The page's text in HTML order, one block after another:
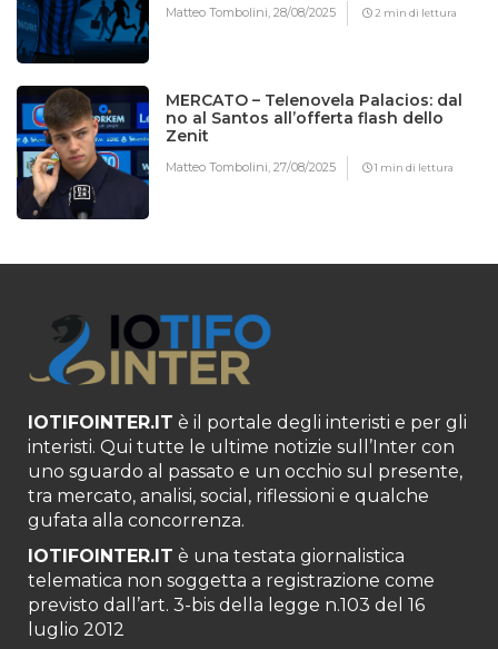
Matteo Tombolini,28/08/2025 2 min di lettura
MERCATO – Telenovela Palacios: dal
no al Santos all’offerta flash dello
Zenit
Matteo Tombolini,27/08/2025 1 min di lettura
IOTIFOINTER.IT è il portale degli interisti e per gli
interisti. Qui tutte le ultime notizie sull’Inter con
uno sguardo al passato e un occhio sul presente,
tra mercato, analisi, social, riflessioni e qualche
gufata alla concorrenza.
IOTIFOINTER.IT è una testata giornalistica
telematica non soggetta a registrazione come
previsto dall’art. 3-bis della legge n.103 del 16
luglio 2012